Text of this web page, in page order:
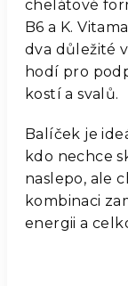
chelátové
B6 a K.
dva důležité
hodí pro
kostí a svalů.
Balíček je
kdo nechce
naslepo, ale
kombinaci
energii a